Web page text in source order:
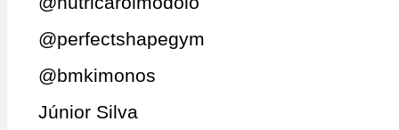
@perfectshapegym
@bmkimonos
Júnior Silva